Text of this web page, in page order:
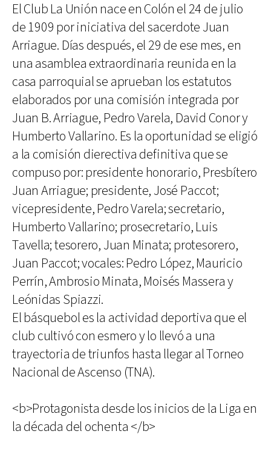
El Club La Unión nace en Colón el 24 de julio
de 1909 por iniciativa del sacerdote Juan
Arriague. Días después, el 29 de ese mes, en
una asamblea extraordinaria reunida en la
casa parroquial se aprueban los estatutos
elaborados por una comisión integrada por
Juan B. Arriague, Pedro Varela, David Conor y
Humberto Vallarino. Es la oportunidad se eligió
a la comisión dierectiva definitiva que se
compuso por: presidente honorario, Presbítero
Juan Arriague; presidente, José Paccot;
vicepresidente, Pedro Varela; secretario,
Humberto Vallarino; prosecretario, Luis
Tavella; tesorero, Juan Minata; protesorero,
Juan Paccot; vocales: Pedro López, Mauricio
Perrín, Ambrosio Minata, Moisés Massera y
Leónidas Spiazzi.
El básquebol es la actividad deportiva que el
club cultivó con esmero y lo llevó a una
trayectoria de triunfos hasta llegar al Torneo
Nacional de Ascenso (TNA).
<b>Protagonista desde los inicios de la Liga en
la década del ochenta </b>